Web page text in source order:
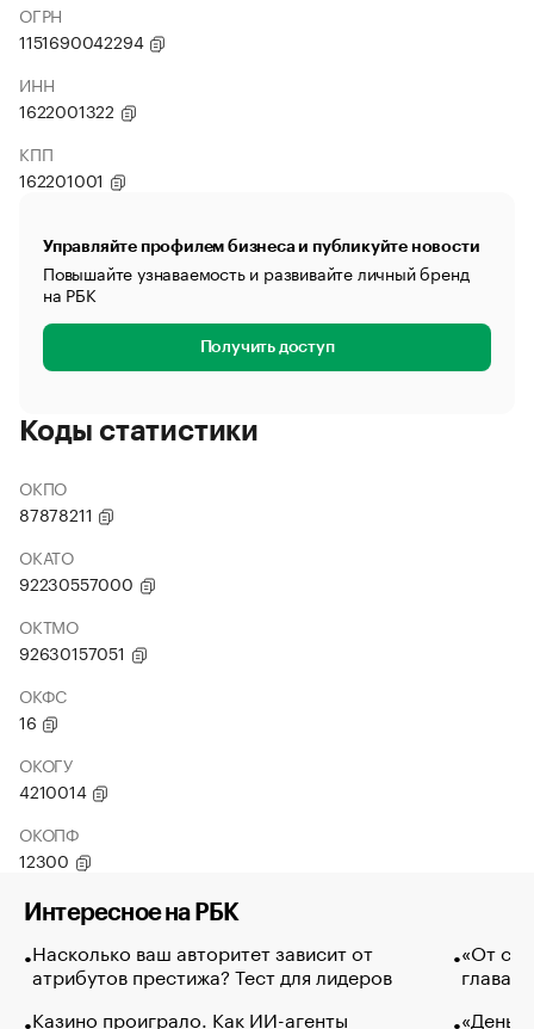
ОГРН
1151690042294
ИНН
1622001322
КПП
162201001
Управляйте профилем бизнеса и публикуйте новости
Повышайте узнаваемость и развивайте личный бренд
на РБК
Получить доступ
Коды статистики
ОКПО
87878211
ОКАТО
92230557000
ОКТМО
92630157051
ОКФС
16
ОКОГУ
4210014
ОКОПФ
12300
Интересное на РБК
Насколько ваш авторитет зависит от
атрибутов престижа? Тест для лидеров
Казино проиграло. Как ИИ-агенты
«От
глава